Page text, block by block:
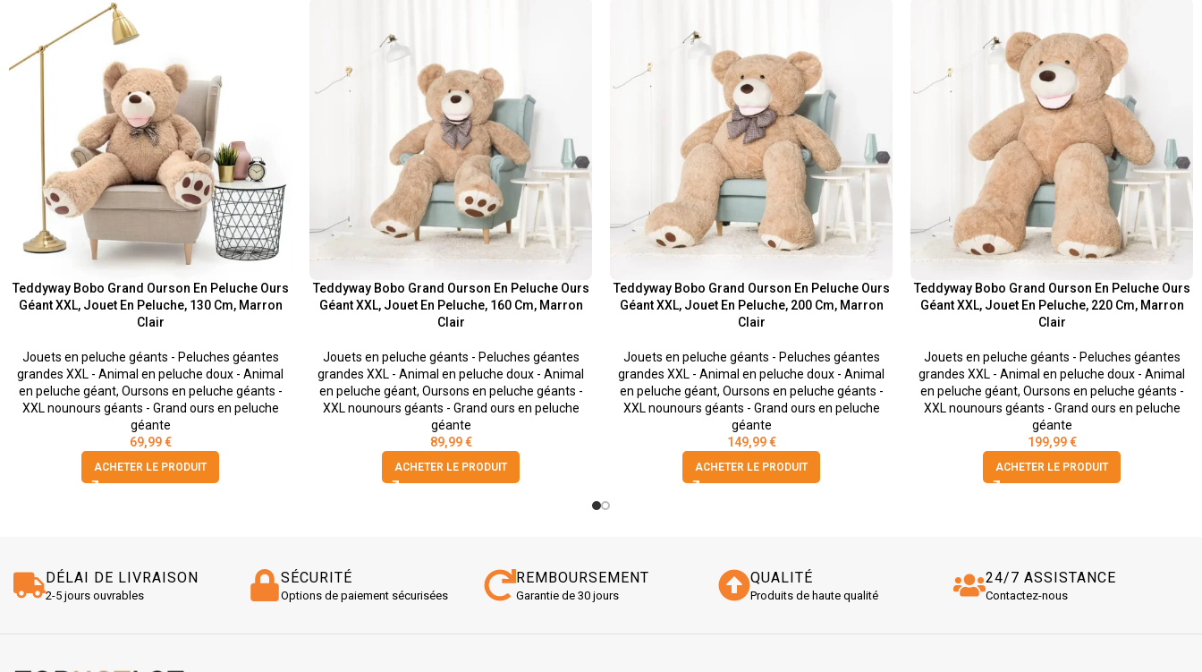
Teddyway Bobo Grand Ourson En Peluche Ours
Géant XXL, Jouet En Peluche, 130 Cm, Marron
Clair
Jouets en peluche géants - Peluches géantes
grandes XXL - Animal en peluche doux - Animal
en peluche géant, Oursons en peluche géants -
XXL nounours géants - Grand ours en peluche
géante
69,99€
ACHETER LE PRODUIT
Teddyway Bobo Grand Ourson En Peluche Ours
Géant XXL, Jouet En Peluche, 160 Cm, Marron
Clair
Jouets en peluche géants - Peluches géantes
grandes XXL - Animal en peluche doux - Animal
en peluche géant, Oursons en peluche géants -
XXL nounours géants - Grand ours en peluche
géante
89,99€
ACHETER LE PRODUIT
Teddyway Bobo Grand Ourson En Peluche Ours
Géant XXL, Jouet En Peluche, 200 Cm, Marron
Clair
Jouets en peluche géants - Peluches géantes
grandes XXL - Animal en peluche doux - Animal
en peluche géant, Oursons en peluche géants -
XXL nounours géants - Grand ours en peluche
géante
149,99€
ACHETER LE PRODUIT
Teddyway Bobo Grand Ourson En Peluche Ours
Géant XXL, Jouet En Peluche, 220 Cm, Marron
Clair
Jouets en peluche géants - Peluches géantes
grandes XXL - Animal en peluche doux - Animal
en peluche géant, Oursons en peluche géants -
XXL nounours géants - Grand ours en peluche
géante
199,99€
ACHETER LE PRODUIT
DÉLAI DE LIVRAISON
2-5 jours ouvrables
SÉCURITÉ
Options de paiement sécurisées
REMBOURSEMENT
Garantie de 30 jours
QUALITÉ
Produits de haute qualité
24/7 ASSISTANCE
Contactez-nous